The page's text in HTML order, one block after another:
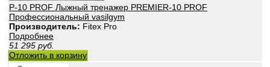
P-10 PROF Лыжный тренажер PREMIER-10 PROF
Профессиональный vasilgym
Производитель: Fitex Pro
Подробнее
51 295 руб.
Отложить в корзину